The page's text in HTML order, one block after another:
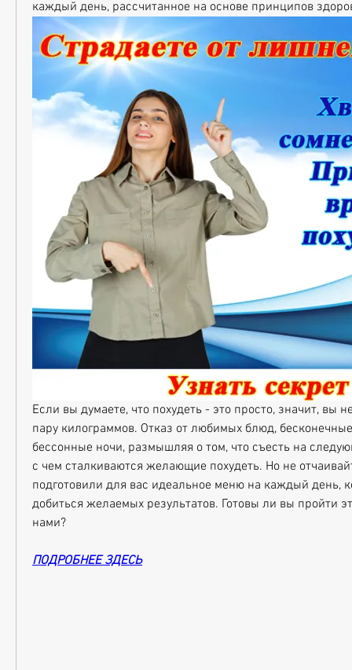
каждый день, рассчитанное на основе принципов
Если вы думаете, что похудеть - это просто, значит, вы
пару килограммов. Отказ от любимых блюд,
бессонные ночи, размышляя о том, что съесть на
с чем сталкиваются желающие похудеть. Но не
подготовили для вас идеальное меню на каждый день,
добиться желаемых результатов. Готовы ли вы пройти
нами?
ПОДРОБНЕЕ ЗДЕСЬ